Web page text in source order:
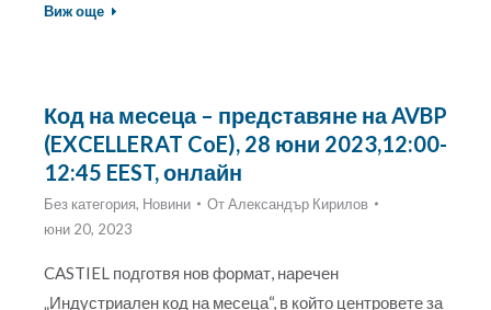
Виж още
Код на месеца – представяне на AVBP
(EXCELLERAT CoE), 28 юни 2023,12:00-
12:45 EEST, онлайн
Без категория, Новини ОтАлександър Кирилов
юни 20, 2023
CASTIEL подготвя нов формат, наречен
„Индустриален код на месеца“, в който центровете за